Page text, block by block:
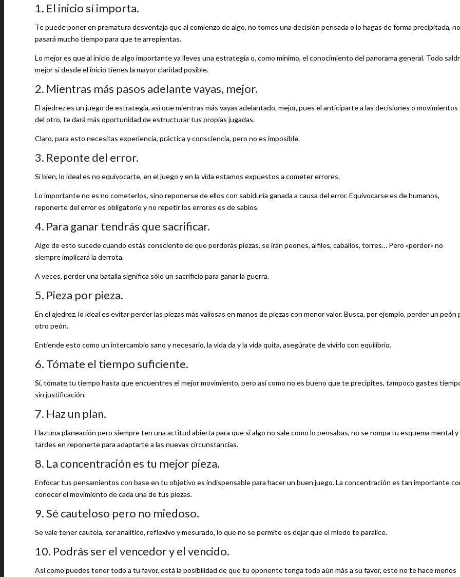
1. El inicio sí importa.
Te puede poner en prematura desventaja que al comienzo de algo, no tomes una decisión pensada o lo hagas de forma precipitada, no
pasará mucho tiempo para que te arrepientas.
Lo mejor es que al inicio de algo importante ya lleves una estrategia o, como mínimo, el conocimiento del panorama general. Todo
mejor si desde el inicio tienes la mayor claridad posible.
2. Mientras más pasos adelante vayas, mejor.
El ajedrez es un juego de estrategia, así que mientras más vayas adelantado, mejor, pues el anticiparte a las decisiones o movimientos
del otro, te dará más oportunidad de estructurar tus propias jugadas.
Claro, para esto necesitas experiencia, práctica y consciencia, pero no es imposible.
3. Reponte del error.
Si bien, lo ideal es no equivocarte, en el juego y en la vida estamos expuestos a cometer errores.
Lo importante no es no cometerlos, sino reponerse de ellos con sabiduría ganada a causa del error. Equivocarse es de humanos,
reponerte del error es obligatorio y no repetir los errores es de sabios.
4. Para ganar tendrás que sacrificar.
Algo de esto sucede cuando estás consciente de que perderás piezas, se irán peones, alfiles, caballos, torres… Pero «perder» no
siempre implicará la derrota.
A veces, perder una batalla significa sólo un sacrificio para ganar la guerra.
5. Pieza por pieza.
En el ajedrez, lo ideal es evitar perder las piezas más valiosas en manos de piezas con menor valor. Busca, por ejemplo, perder un peón
otro peón.
Entiende esto como un intercambio sano y necesario, la vida da y la vida quita, asegúrate de vivirlo con equilibrio.
6. Tómate el tiempo suficiente.
Sí, tómate tu tiempo hasta que encuentres el mejor movimiento, pero así como no es bueno que te precipites, tampoco gastes
sin justificación.
7. Haz un plan.
Haz una planeación pero siempre ten una actitud abierta para que si algo no sale como lo pensabas, no se rompa tu esquema mental y
tardes en reponerte para adaptarte a las nuevas circunstancias.
8. La concentración es tu mejor pieza.
Enfocar tus pensamientos con base en tu objetivo es indispensable para hacer un buen juego. La concentración es tan importante
conocer el movimiento de cada una de tus piezas.
9. Sé cauteloso pero no miedoso.
Se vale tener cautela, ser analítico, reflexivo y mesurado, lo que no se permite es dejar que el miedo te paralice.
10. Podrás ser el vencedor y el vencido.
Así como puedes tener todo a tu favor, está la posibilidad de que tu oponente tenga todo aún más a su favor, esto no te hace menos